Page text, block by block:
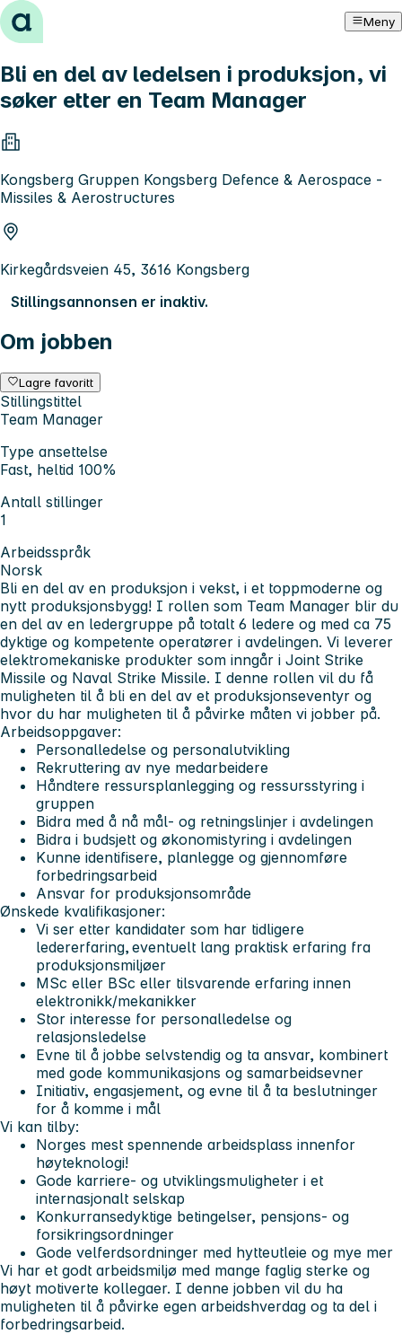
Hopp til innhold Meny
Bli en del av ledelsen i produksjon, vi
søker etter en Team Manager
Kongsberg Gruppen Kongsberg Defence & Aerospace -
Missiles & Aerostructures
Kirkegårdsveien 45, 3616 Kongsberg
Stillingsannonsen er inaktiv.
Om jobben
Lagre favoritt
Stillingstittel
Team Manager
Type ansettelse
Fast, heltid 100%
Antall stillinger
1
Arbeidsspråk
Norsk
Bli en del av en produksjon i vekst, i et toppmoderne og
nytt produksjonsbygg! I rollen som Team Manager blir du
en del av en ledergruppe på totalt 6 ledere og med ca 75
dyktige og kompetente operatører i avdelingen. Vi leverer
elektromekaniske produkter som inngår i Joint Strike
Missile og Naval Strike Missile. I denne rollen vil du få
muligheten til å bli en del av et produksjonseventyr og
hvor du har muligheten til å påvirke måten vi jobber på.
Arbeidsoppgaver:
Personalledelse og personalutvikling
Rekruttering av nye medarbeidere
Håndtere ressursplanlegging og ressursstyring i
gruppen
Bidra med å nå mål- og retningslinjer i avdelingen
Bidra i budsjett og økonomistyring i avdelingen
Kunne identifisere, planlegge og gjennomføre
forbedringsarbeid
Ansvar for produksjonsområde
Ønskede kvalifikasjoner:
Vi ser etter kandidater som har tidligere
ledererfaring, eventuelt lang praktisk erfaring fra
produksjonsmiljøer
MSc eller BSc eller tilsvarende erfaring innen
elektronikk/mekanikker
Stor interesse for personalledelse og
relasjonsledelse
Evne til å jobbe selvstendig og ta ansvar, kombinert
med gode kommunikasjons og samarbeidsevner
Initiativ, engasjement, og evne til å ta beslutninger
for å komme i mål
Vi kan tilby:
Norges mest spennende arbeidsplass innenfor
høyteknologi!
Gode karriere- og utviklingsmuligheter i et
internasjonalt selskap
Konkurransedyktige betingelser, pensjons- og
forsikringsordninger
Gode velferdsordninger med hytteutleie og mye mer
Vi har et godt arbeidsmiljø med mange faglig sterke og
høyt motiverte kollegaer. I denne jobben vil du ha
muligheten til å påvirke egen arbeidshverdag og ta del i
forbedringsarbeid.